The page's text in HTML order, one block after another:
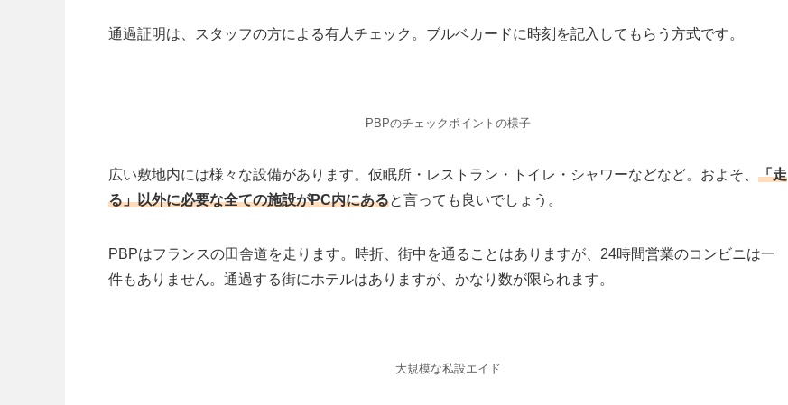
通過証明は、スタッフの方による有人チェック。ブルベカードに時刻を記入してもらう方式です。
PBPのチェックポイントの様子
広い敷地内には様々な設備があります。仮眠所・レストラン・トイレ・シャワーなどなど。およそ、 「走
る」以外に必要な全ての施設がPC内にあると言っても良いでしょう。
PBPはフランスの田舎道を走ります。時折、街中を通ることはありますが、24時間営業のコンビニは一
件もありません。通過する街にホテルはありますが、かなり数が限られます。
大規模な私設エイド